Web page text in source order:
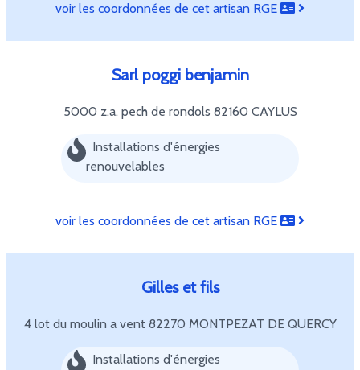
voir les coordonnées de cet artisan RGE
Sarl poggi benjamin
5000 z.a. pech de rondols 82160 CAYLUS
Installations d'énergies
renouvelables
voir les coordonnées de cet artisan RGE
Gilles et fils
4 lot du moulin a vent 82270 MONTPEZAT DE QUERCY
Installations d'énergies